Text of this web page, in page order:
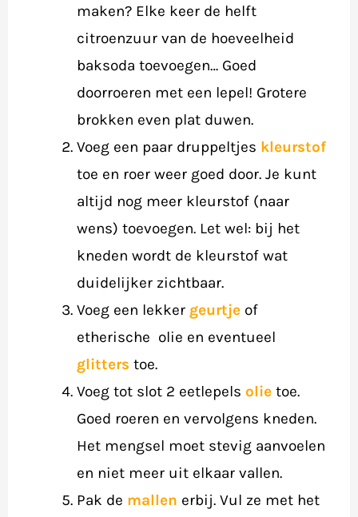
maken? Elke keer de helft
citroenzuur van de hoeveelheid
baksoda toevoegen… Goed
doorroeren met een lepel! Grotere
brokken even plat duwen.
Voeg een paar druppeltjes kleurstof
toe en roer weer goed door. Je kunt
altijd nog meer kleurstof (naar
wens) toevoegen. Let wel: bij het
kneden wordt de kleurstof wat
duidelijker zichtbaar.
Voeg een lekker geurtje of
etherische olie en eventueel
glitterstoe.
Voeg tot slot 2 eetlepels olie toe.
Goed roeren en vervolgens kneden.
Het mengsel moet stevig aanvoelen
en niet meer uit elkaar vallen.
Pak de mallen erbij. Vul ze met het